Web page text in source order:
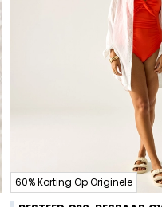
60% Korting Op Originele